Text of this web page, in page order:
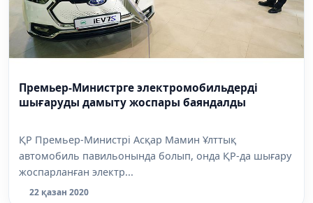
Премьер-Министрге электромобильдерді
шығаруды дамыту жоспары баяндалды
ҚР Премьер-Министрі Асқар Мамин Ұлттық
автомобиль павильонында болып, онда ҚР-да шығару
жоспарланған электр...
22 қазан 2020